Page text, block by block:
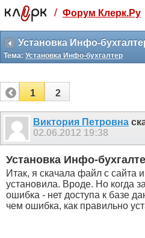
Святые угодники,
прекрасен:)
месяц
3 месяца
259 ₽
-10%
полгода
499 ₽
-15%
Отмена Оплатить
/ Форум Клерк.Ру
Установка Инфо-
Тема: Установка Инфо-бухгалтер
1 2
Виктория Петровна
02.06.2012 19:38
Установка Инфо-
Итак, я скачала файл с сайта
установила. Вроде. Но когда
ошибка - нет доступа к базе
чем ошибка, как правильно